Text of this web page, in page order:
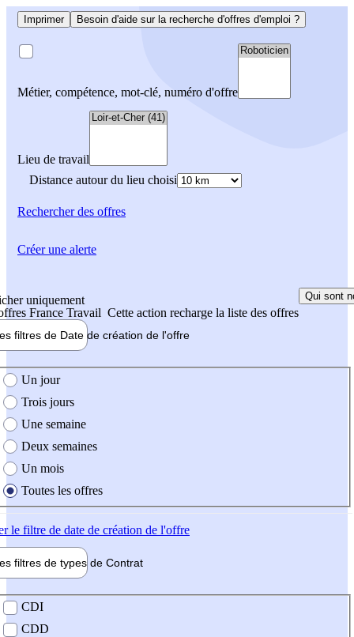
Imprimer Besoin d'aide sur la recherche d'offres d'emploi ?
Métier, compétence, mot-clé, numéro d'offre
Lieu de travail
Distance autour du lieu choisi
Rechercherdes offres
uniquement
France Travail Cette action recharge la liste des offres
Qui sont
filtres de Date de création de l'offre
création de l'offre
Un jour
Trois jours
Une semaine
Deux semaines
Un mois
Toutes les offres
le filtre de date de création de l'offre
filtres de types de Contrat
contrat
CDI
CDD
Créer une alerte